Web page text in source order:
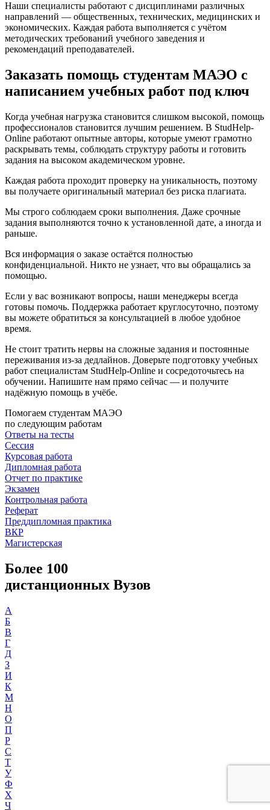
Наши специалисты работают с дисциплинами различных
направлений — общественных, технических, медицинских и
экономических. Каждая работа выполняется с учётом
методических требований учебного заведения и
рекомендаций преподавателей.
Заказать помощь студентам МАЭО с
написанием учебных работ под ключ
Когда учебная нагрузка становится слишком высокой, помощь
профессионалов становится лучшим решением. В StudHelp-
Online работают опытные авторы, которые умеют грамотно
раскрывать темы, соблюдать структуру работы и готовить
задания на высоком академическом уровне.
Каждая работа проходит проверку на уникальность, поэтому
вы получаете оригинальный материал без риска плагиата.
Мы строго соблюдаем сроки выполнения. Даже срочные
задания выполняются точно к установленной дате, а иногда и
раньше.
Вся информация о заказе остаётся полностью
конфиденциальной. Никто не узнает, что вы обращались за
помощью.
Если у вас возникают вопросы, наши менеджеры всегда
готовы помочь. Поддержка работает круглосуточно, поэтому
вы можете обратиться за консультацией в любое удобное
время.
Не стоит тратить нервы на сложные задания и постоянные
переживания из-за дедлайнов. Доверьте подготовку учебных
работ специалистам StudHelp-Online и сосредоточьтесь на
обучении. Напишите нам прямо сейчас — и получите
надёжную помощь в учёбе.
Помогаем студентам МАЭО
по следующим работам
Ответы на тесты
Сессия
Курсовая работа
Дипломная работа
Отчет по практике
Экзамен
Контрольная работа
Реферат
Преддипломная практика
ВКР
Магистерская
Более 100
дистанционных Вузов
А
Б
В
Г
Д
З
И
К
М
Н
О
П
Р
С
Т
У
Ф
Х
Ч